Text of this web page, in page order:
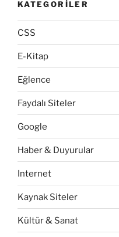
KATEGORILER
CSS
E-Kitap
Eğlence
Faydalı Siteler
Google
Haber & Duyurular
Internet
Kaynak Siteler
Kültür & Sanat